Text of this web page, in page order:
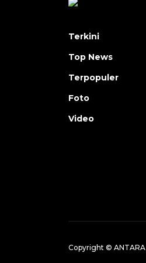
Terkini
Top News
Terpopuler
Foto
Video
Copyright © ANTARA